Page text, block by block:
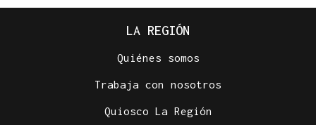
LA REGIÓN
Quiénes somos
Trabaja con nosotros
Quiosco La Región